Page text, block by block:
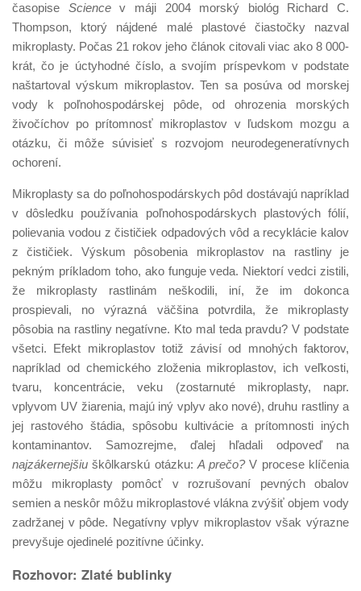
časopise Sciencev máji 2004 morský biológ Richard C.
Thompson, ktorý nájdené malé plastové čiastočky nazval
mikroplasty. Počas 21 rokov jeho článok citovali viac ako 8 000-
krát, čo je úctyhodné číslo, a svojím príspevkom v podstate
naštartoval výskum mikroplastov. Ten sa posúva od morskej
vody k poľnohospodárskej pôde, od ohrozenia morských
živočíchov po prítomnosť mikroplastov v ľudskom mozgu a
otázku, či môže súvisieť s rozvojom neurodegeneratívnych
ochorení.
Mikroplasty sa do poľnohospodárskych pôd dostávajú napríklad
v dôsledku používania poľnohospodárskych plastových fólií,
polievania vodou z čističiek odpadových vôd a recyklácie kalov
z čističiek. Výskum pôsobenia mikroplastov na rastliny je
pekným príkladom toho, ako funguje veda. Niektorí vedci zistili,
že mikroplasty rastlinám neškodili, iní, že im dokonca
prospievali, no výrazná väčšina potvrdila, že mikroplasty
pôsobia na rastliny negatívne. Kto mal teda pravdu? V podstate
všetci. Efekt mikroplastov totiž závisí od mnohých faktorov,
napríklad od chemického zloženia mikroplastov, ich veľkosti,
tvaru, koncentrácie, veku (zostarnuté mikroplasty, napr.
vplyvom UV žiarenia, majú iný vplyv ako nové), druhu rastliny a
jej rastového štádia, spôsobu kultivácie a prítomnosti iných
kontaminantov. Samozrejme, ďalej hľadali odpoveď na
najzákernejšiu škôlkarskú otázku: A prečo?V procese klíčenia
môžu mikroplasty pomôcť v rozrušovaní pevných obalov
semien a neskôr môžu mikroplastové vlákna zvýšiť objem vody
zadržanej v pôde. Negatívny vplyv mikroplastov však výrazne
prevyšuje ojedinelé pozitívne účinky.
Rozhovor: Zlaté bublinky